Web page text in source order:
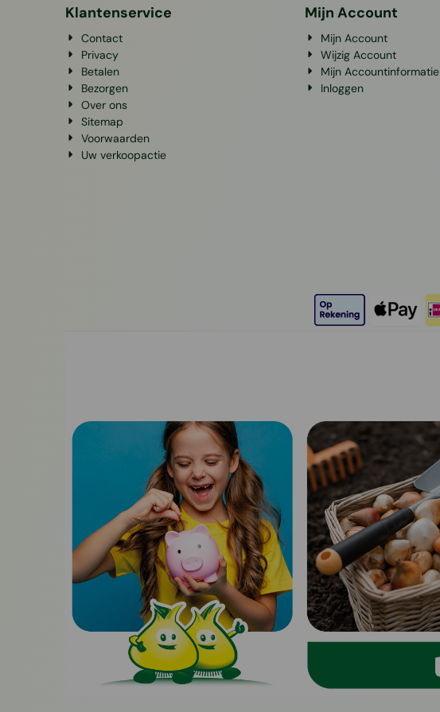
Klantenservice
Contact
Privacy
Betalen
Bezorgen
Over ons
Sitemap
Voorwaarden
Uw verkoopactie
Mijn Account
Mijn Account
Wijzig Account
Mijn Accountinformatie
Inloggen